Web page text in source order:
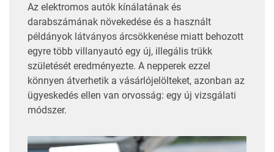
Az elektromos autók kínálatának és
darabszámának növekedése és a használt
példányok látványos árcsökkenése miatt behozott
egyre több villanyautó egy új, illegális trükk
születését eredményezte. A nepperek ezzel
könnyen átverhetik a vásárlójelölteket, azonban az
ügyeskedés ellen van orvosság: egy új vizsgálati
módszer.